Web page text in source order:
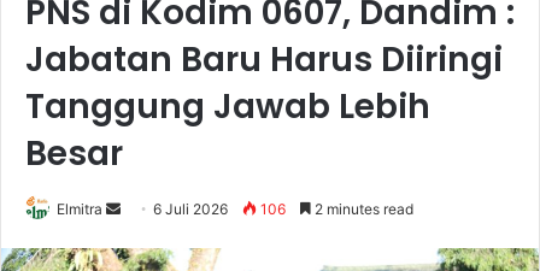
PNS di Kodim 0607, Dandim :
Jabatan Baru Harus Diiringi
Tanggung Jawab Lebih
Besar
Elmitra
Send
email
6 Juli 2026 106 2 minutes read